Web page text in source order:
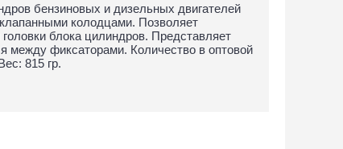
бензиновых и дизельных двигателей
колодцами. Позволяет
блока цилиндров. Представляет
между фиксаторами. Количество в оптовой
815 гр.